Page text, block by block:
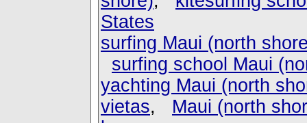
States
surfing Maui (north
surfing school Maui
yachting Maui (north
vietas, Maui (north